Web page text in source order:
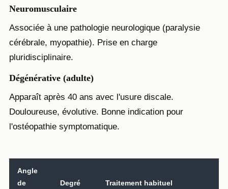
Neuromusculaire
Associée à une pathologie neurologique (paralysie
cérébrale, myopathie). Prise en charge
pluridisciplinaire.
Dégénérative (adulte)
Apparaît après 40 ans avec l'usure discale.
Douloureuse, évolutive. Bonne indication pour
l'ostéopathie symptomatique.
Angle
de
Degré Traitement habituel